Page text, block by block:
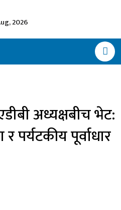
2026
अध्यक्षबीच भेट:
पर्यटकीय पूर्वाधार